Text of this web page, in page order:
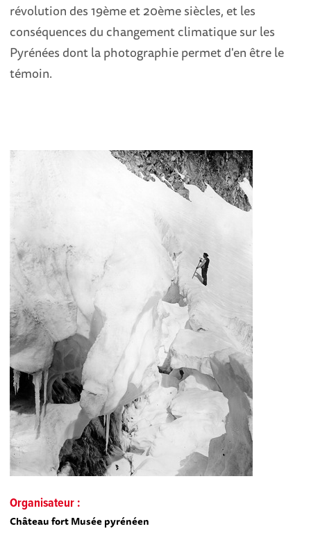
révolution des 19ème et 20ème siècles, et les
conséquences du changement climatique sur les
Pyrénées dont la photographie permet d'en être le
témoin.
Organisateur :
Château fort Musée pyrénéen